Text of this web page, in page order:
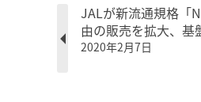
JALが新流通規格「
由の販売を拡大、基
2020年2月7日